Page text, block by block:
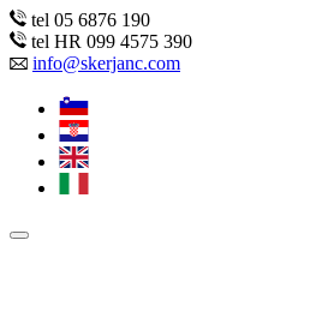
tel 05 6876 190
tel HR 099 4575 390
info@skerjanc.com